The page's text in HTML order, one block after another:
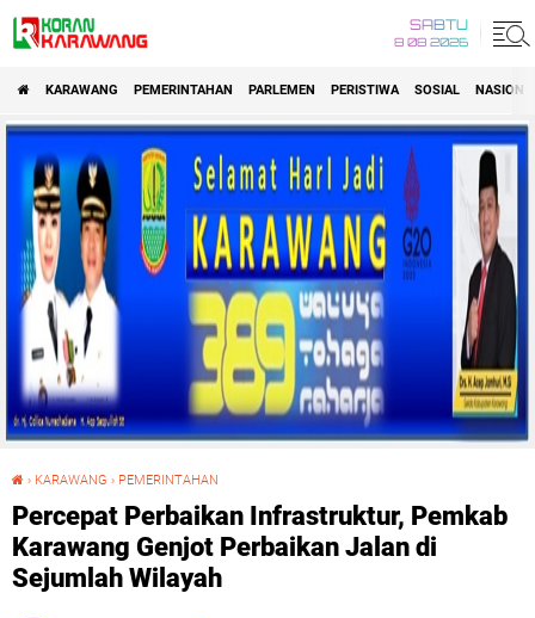
SABTU
8 08 2026
KARAWANG PEMERINTAHAN PARLEMEN PERISTIWA SOSIAL
› KARAWANG › PEMERINTAHAN
Percepat Perbaikan Infrastruktur, Pemkab
Karawang Genjot Perbaikan Jalan di
Sejumlah Wilayah